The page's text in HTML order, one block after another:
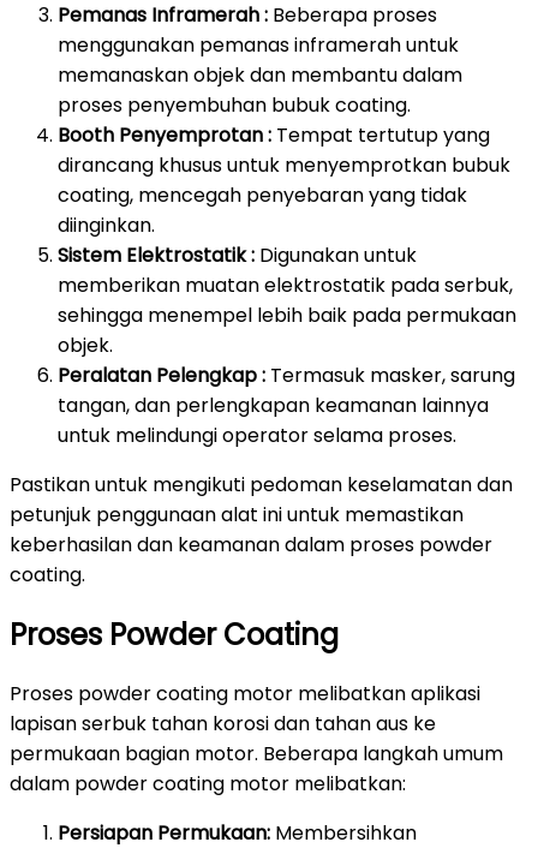
Pemanas Inframerah : Beberapa proses
menggunakan pemanas inframerah untuk
memanaskan objek dan membantu dalam
proses penyembuhan bubuk coating.
Booth Penyemprotan : Tempat tertutup yang
dirancang khusus untuk menyemprotkan bubuk
coating, mencegah penyebaran yang tidak
diinginkan.
Sistem Elektrostatik : Digunakan untuk
memberikan muatan elektrostatik pada serbuk,
sehingga menempel lebih baik pada permukaan
objek.
Peralatan Pelengkap : Termasuk masker, sarung
tangan, dan perlengkapan keamanan lainnya
untuk melindungi operator selama proses.
Pastikan untuk mengikuti pedoman keselamatan dan
petunjuk penggunaan alat ini untuk memastikan
keberhasilan dan keamanan dalam proses powder
coating.
Proses Powder Coating
Proses powder coating motor melibatkan aplikasi
lapisan serbuk tahan korosi dan tahan aus ke
permukaan bagian motor. Beberapa langkah umum
dalam powder coating motor melibatkan:
Persiapan Permukaan: Membersihkan